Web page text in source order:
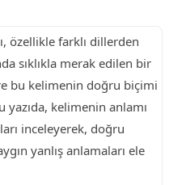
özellikle farklı dillerden
sıklıkla merak edilen bir
bu kelimenin doğru biçimi
kelimenin anlamı
inceleyerek, doğru
yanlış anlamaları ele